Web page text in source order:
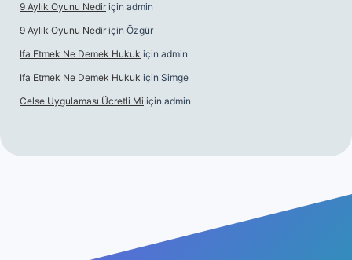
9 Aylık Oyunu Nedir için admin
9 Aylık Oyunu Nedir için Özgür
Ifa Etmek Ne Demek Hukuk için admin
Ifa Etmek Ne Demek Hukuk için Simge
Celse Uygulaması Ücretli Mi için admin